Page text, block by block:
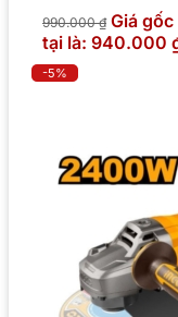
990.000₫ Giá
tại là: 940.000
-5%